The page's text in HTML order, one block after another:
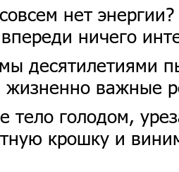
нет
ничего
десятилетиями
жизненно важные
тело голодом,
крошку и